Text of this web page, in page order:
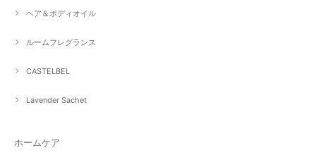
ヘア＆ボディオイル
ルームフレグランス
CASTELBEL
Lavender Sachet
ホームケア